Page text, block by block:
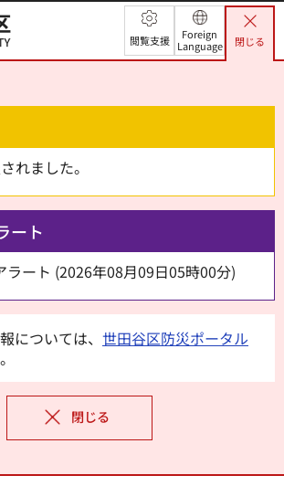
閲覧支援
Foreign
Language
閉じる
れました。
ート
ラート (2026年08月09日05時00分)
については、 世田谷区防災ポータル
閉じる